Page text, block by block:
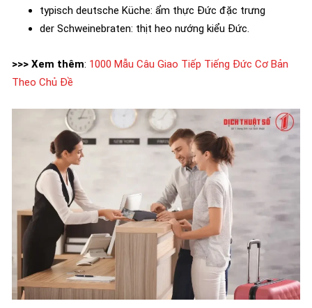
typisch deutsche Küche: ẩm thực Đức đặc trưng
der Schweinebraten: thịt heo nướng kiểu Đức.
>>> Xem thêm: 1000 Mẫu Câu Giao Tiếp Tiếng Đức Cơ Bản
Theo Chủ Đề